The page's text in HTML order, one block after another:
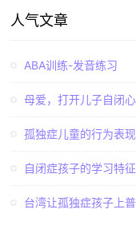
人气文章
ABA训练-发音练习
母爱，打开儿子自闭
孤独症儿童的行为表
自闭症孩子的学习特征
台湾让孤独症孩子上普通学校